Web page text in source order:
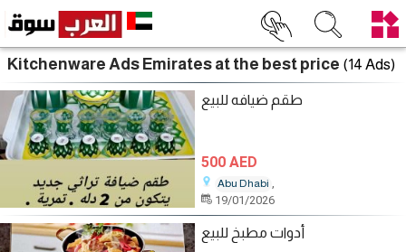
Kitchenware Ads Emirates at the best price (14 Ads)
طقم ضيافه للبيع
500 AED
Abu Dhabi ,
19/01/2026
أدوات مطبخ للبيع